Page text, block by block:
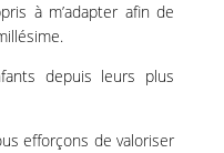
à m’adapter afin de
depuis leurs plus
efforçons de valoriser